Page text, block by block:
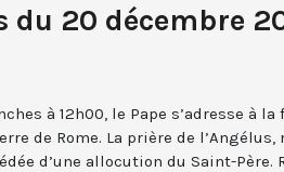
du 20 décembre
à 12h00, le Pape s’adresse à
de Rome. La prière de
d’une allocution du Saint-Père.